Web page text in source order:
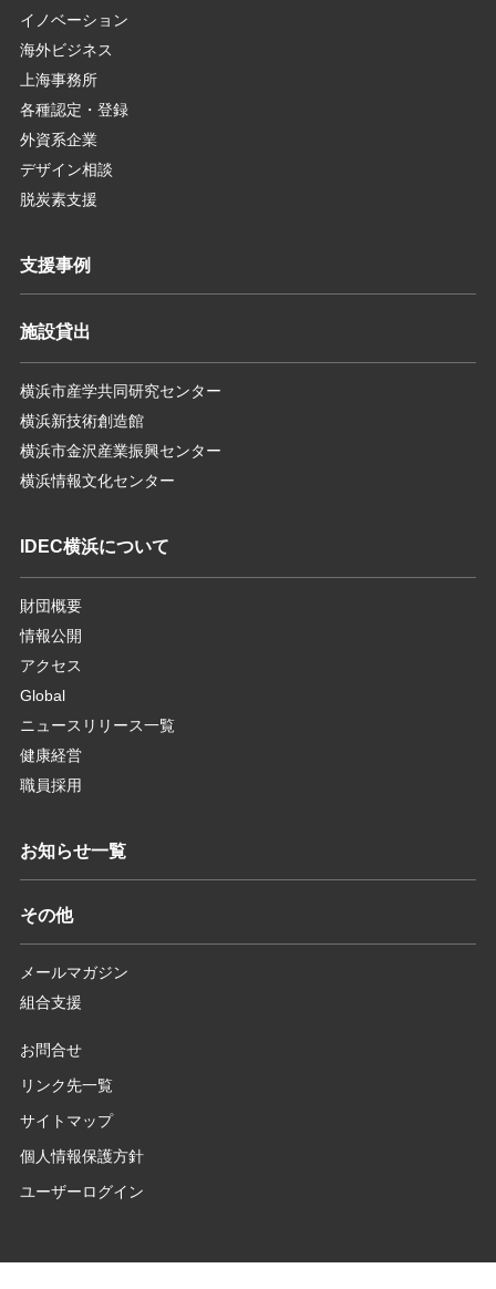
イノベーション
海外ビジネス
上海事務所
各種認定・登録
外資系企業
デザイン相談
脱炭素支援
支援事例
施設貸出
横浜市産学共同研究センター
横浜新技術創造館
横浜市金沢産業振興センター
横浜情報文化センター
IDEC横浜について
財団概要
情報公開
アクセス
Global
ニュースリリース一覧
健康経営
職員採用
お知らせ一覧
その他
メールマガジン
組合支援
お問合せ
リンク先一覧
サイトマップ
個人情報保護方針
ユーザーログイン